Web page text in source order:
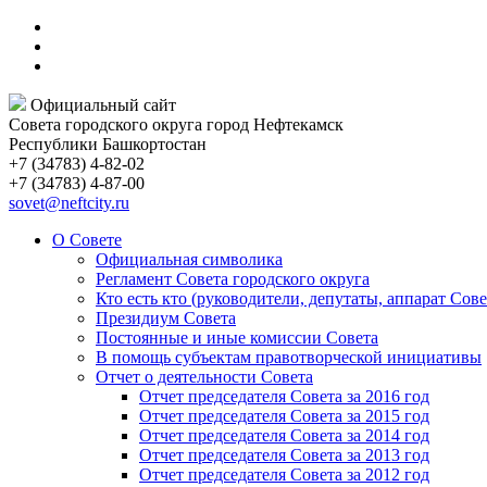
Официальный сайт
Совета городского округа город Нефтекамск
Республики Башкортостан
+7 (34783) 4-82-02
+7 (34783) 4-87-00
sovet@neftcity.ru
О Совете
Официальная символика
Регламент Совета городского округа
Кто есть кто (руководители, депутаты, аппарат
Президиум Совета
Постоянные и иные комиссии Совета
В помощь субъектам правотворческой инициативы
Отчет о деятельности Совета
Отчет председателя Совета за 2016 год
Отчет председателя Совета за 2015 год
Отчет председателя Совета за 2014 год
Отчет председателя Совета за 2013 год
Отчет председателя Совета за 2012 год